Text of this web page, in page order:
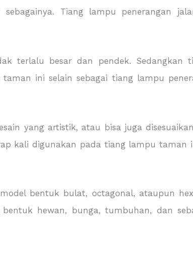
Tiang lampu penerangan
terlalu besar dan pendek. Sedangkan
ini selain sebagai tiang lampu
yang artistik, atau bisa juga
kali digunakan pada tiang lampu taman
bentuk bulat, octagonal, ataupun
hewan, bunga, tumbuhan, dan